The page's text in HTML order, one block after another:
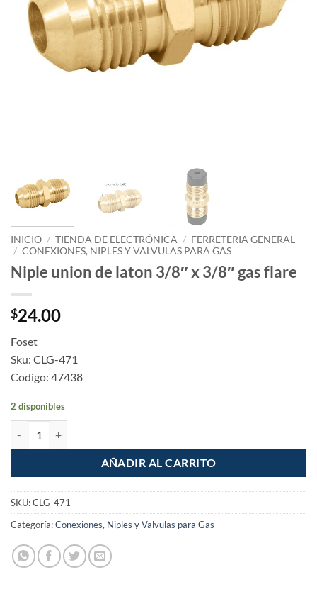
INICIO / TIENDA DE ELECTRÓNICA / FERRETERIA GENERAL
/ CONEXIONES, NIPLES Y VALVULAS PARA GAS
Niple union de laton 3/8″ x 3/8″ gas flare
$24.00
Foset
Sku: CLG-471
Codigo: 47438
2 disponibles
AÑADIR AL CARRITO
SKU:CLG-471
Categoría:Conexiones, Niples y Valvulas para Gas